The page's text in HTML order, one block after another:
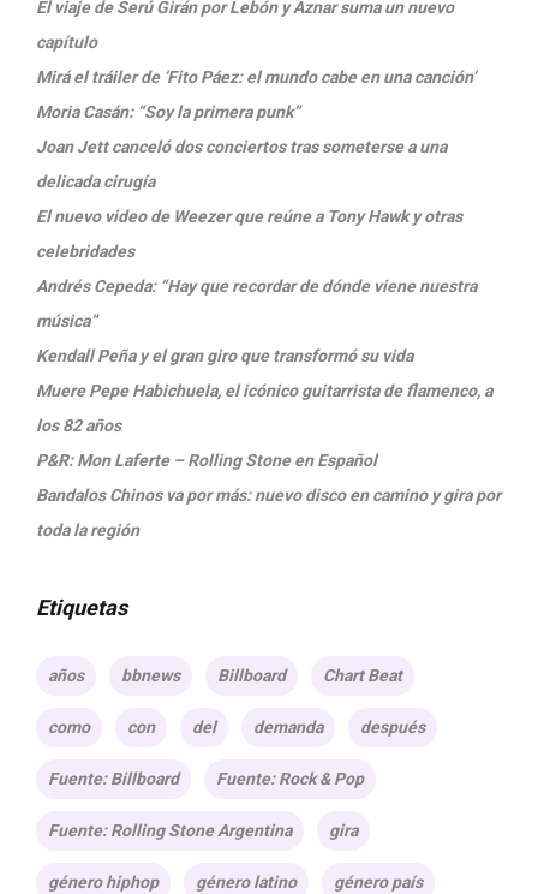
El viaje de Serú Girán por Lebón y Aznar suma un nuevo
capítulo
Mirá el tráiler de ‘Fito Páez: el mundo cabe en una canción’
Moria Casán: “Soy la primera punk”
Joan Jett canceló dos conciertos tras someterse a una
delicada cirugía
El nuevo video de Weezer que reúne a Tony Hawk y otras
celebridades
Andrés Cepeda: “Hay que recordar de dónde viene nuestra
música”
Kendall Peña y el gran giro que transformó su vida
Muere Pepe Habichuela, el icónico guitarrista de flamenco, a
los 82 años
P&R: Mon Laferte – Rolling Stone en Español
Bandalos Chinos va por más: nuevo disco en camino y gira por
toda la región
Etiquetas
años bbnews Billboard Chart Beat
como con del demanda después
Fuente: Billboard Fuente: Rock & Pop
Fuente: Rolling Stone Argentina gira
género hiphop género latino género país